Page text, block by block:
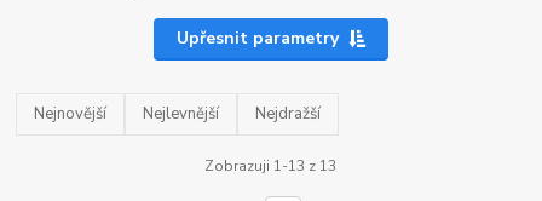
Upřesnit parametry
Nejnovější Nejlevnější Nejdražší
Zobrazuji 1-13 z 13